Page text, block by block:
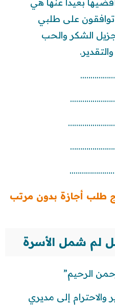
توافقون على طلبي
الشكر والحب
طلب أجازة بدون مرتب
لم شمل الأسرة
الرحيم”
والاحترام إلى مديري